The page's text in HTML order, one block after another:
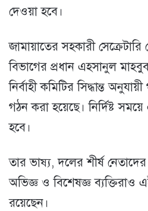
দেওয়া হবে।
জামায়াতের সহকারী সেক্রেটারি
বিভাগের প্রধান এহসানুল
নির্বাহী কমিটির সিদ্ধান্ত
গঠন করা হয়েছে। নির্দিষ্ট
হবে।
তার ভাষ্য, দলের শীর্ষ নেতাদের
অভিজ্ঞ ও বিশেষজ্ঞ ব্যক্তিরাও
রয়েছেন।